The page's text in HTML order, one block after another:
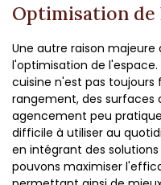
Optimisation de
Une autre raison majeure
l'optimisation de
cuisine n'est pas
rangement, des surfaces
agencement peu
difficile à utiliser au
en intégrant des
pouvons maximiser